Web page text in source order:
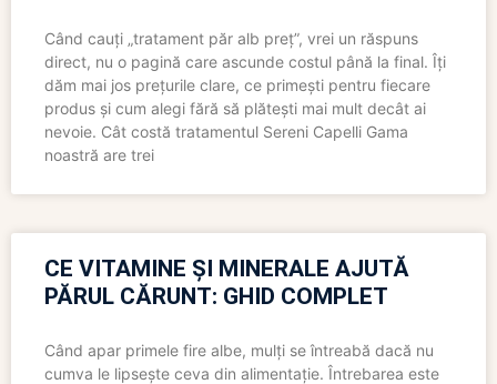
Când cauți „tratament păr alb preț”, vrei un răspuns
direct, nu o pagină care ascunde costul până la final. Îți
dăm mai jos prețurile clare, ce primești pentru fiecare
produs și cum alegi fără să plătești mai mult decât ai
nevoie. Cât costă tratamentul Sereni Capelli Gama
noastră are trei
CE VITAMINE ȘI MINERALE AJUTĂ
PĂRUL CĂRUNT: GHID COMPLET
Când apar primele fire albe, mulți se întreabă dacă nu
cumva le lipsește ceva din alimentație. Întrebarea este